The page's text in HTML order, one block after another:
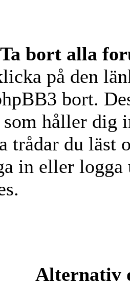
bort alla
på den
bort.
håller dig
trådar du läst
in eller
Alternativ